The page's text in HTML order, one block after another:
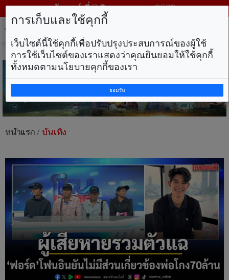
วันศุกร์ ที่ 7 สิงหาคม พ.ศ. 2569
หน้าแรก/บันเทิง
การเก็บและใช้คุกกี้
เว็บไซต์นี้ใช้คุกกี้เพื่อปรับปรุงประสบการณ์ของผู้ใช้
การใช้เว็บไซต์ของเราแสดงว่าคุณยินยอมให้ใช้คุกกี้
ทั้งหมดตามนโยบายคุกกี้ของเรา
ยอมรับ